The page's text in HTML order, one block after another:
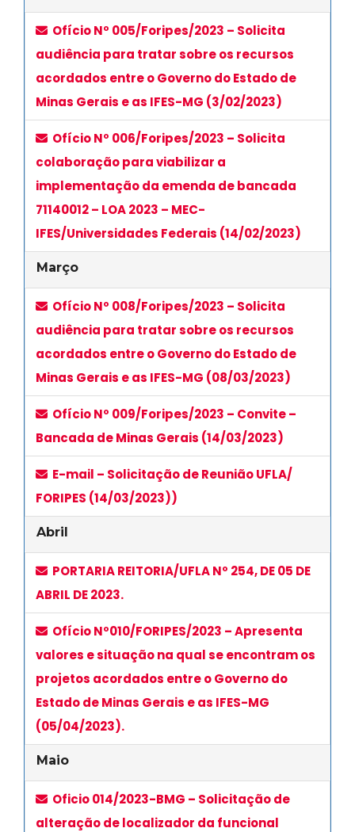
Ofício Nº 005/Foripes/2023 – Solicita
audiência para tratar sobre os recursos
acordados entre o Governo do Estado de
Minas Gerais e as IFES-MG (3/02/2023)
Ofício Nº 006/Foripes/2023 – Solicita
colaboração para viabilizar a
implementação da emenda de bancada
71140012 – LOA 2023 – MEC-
IFES/Universidades Federais (14/02/2023)
Março
Ofício Nº 008/Foripes/2023 – Solicita
audiência para tratar sobre os recursos
acordados entre o Governo do Estado de
Minas Gerais e as IFES-MG (08/03/2023)
Ofício Nº 009/Foripes/2023 – Convite –
Bancada de Minas Gerais (14/03/2023)
E-mail – Solicitação de Reunião UFLA/
FORIPES (14/03/2023))
Abril
PORTARIA REITORIA/UFLA Nº 254, DE 05 DE
ABRIL DE 2023.
Ofício Nº010/FORIPES/2023 – Apresenta
valores e situação na qual se encontram os
projetos acordados entre o Governo do
Estado de Minas Gerais e as IFES-MG
(05/04/2023).
Maio
Oficio 014/2023-BMG – Solicitação de
alteração de localizador da funcional